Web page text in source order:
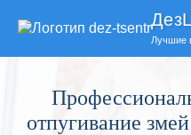
Лучшие
отпугивание